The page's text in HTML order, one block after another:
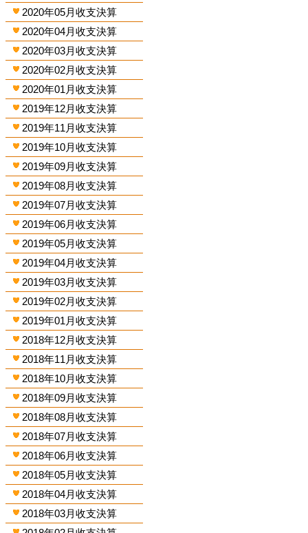
2020年05月收支決算
2020年04月收支決算
2020年03月收支決算
2020年02月收支決算
2020年01月收支決算
2019年12月收支決算
2019年11月收支決算
2019年10月收支決算
2019年09月收支決算
2019年08月收支決算
2019年07月收支決算
2019年06月收支決算
2019年05月收支決算
2019年04月收支決算
2019年03月收支決算
2019年02月收支決算
2019年01月收支決算
2018年12月收支決算
2018年11月收支決算
2018年10月收支決算
2018年09月收支決算
2018年08月收支決算
2018年07月收支決算
2018年06月收支決算
2018年05月收支決算
2018年04月收支決算
2018年03月收支決算